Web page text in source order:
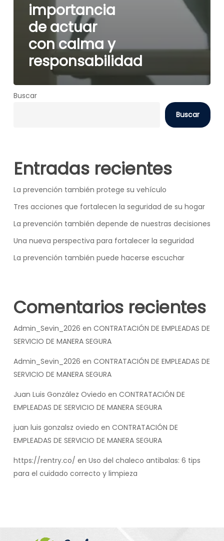
importancia
de actuar
con calma y
responsabilidad
Buscar
Buscar
Entradas recientes
La prevención también protege su vehículo
Tres acciones que fortalecen la seguridad de su hogar
La prevención también depende de nuestras decisiones
Una nueva perspectiva para fortalecer la seguridad
La prevención también puede hacerse escuchar
Comentarios recientes
Admin_Sevin_2026 en CONTRATACIÓN DE EMPLEADAS DE
SERVICIO DE MANERA SEGURA
Admin_Sevin_2026 en CONTRATACIÓN DE EMPLEADAS DE
SERVICIO DE MANERA SEGURA
Juan Luis González Oviedo en CONTRATACIÓN DE
EMPLEADAS DE SERVICIO DE MANERA SEGURA
juan luis gonzalsz oviedo en CONTRATACIÓN DE
EMPLEADAS DE SERVICIO DE MANERA SEGURA
https://rentry.co/ en Uso del chaleco antibalas: 6 tips
para el cuidado correcto y limpieza